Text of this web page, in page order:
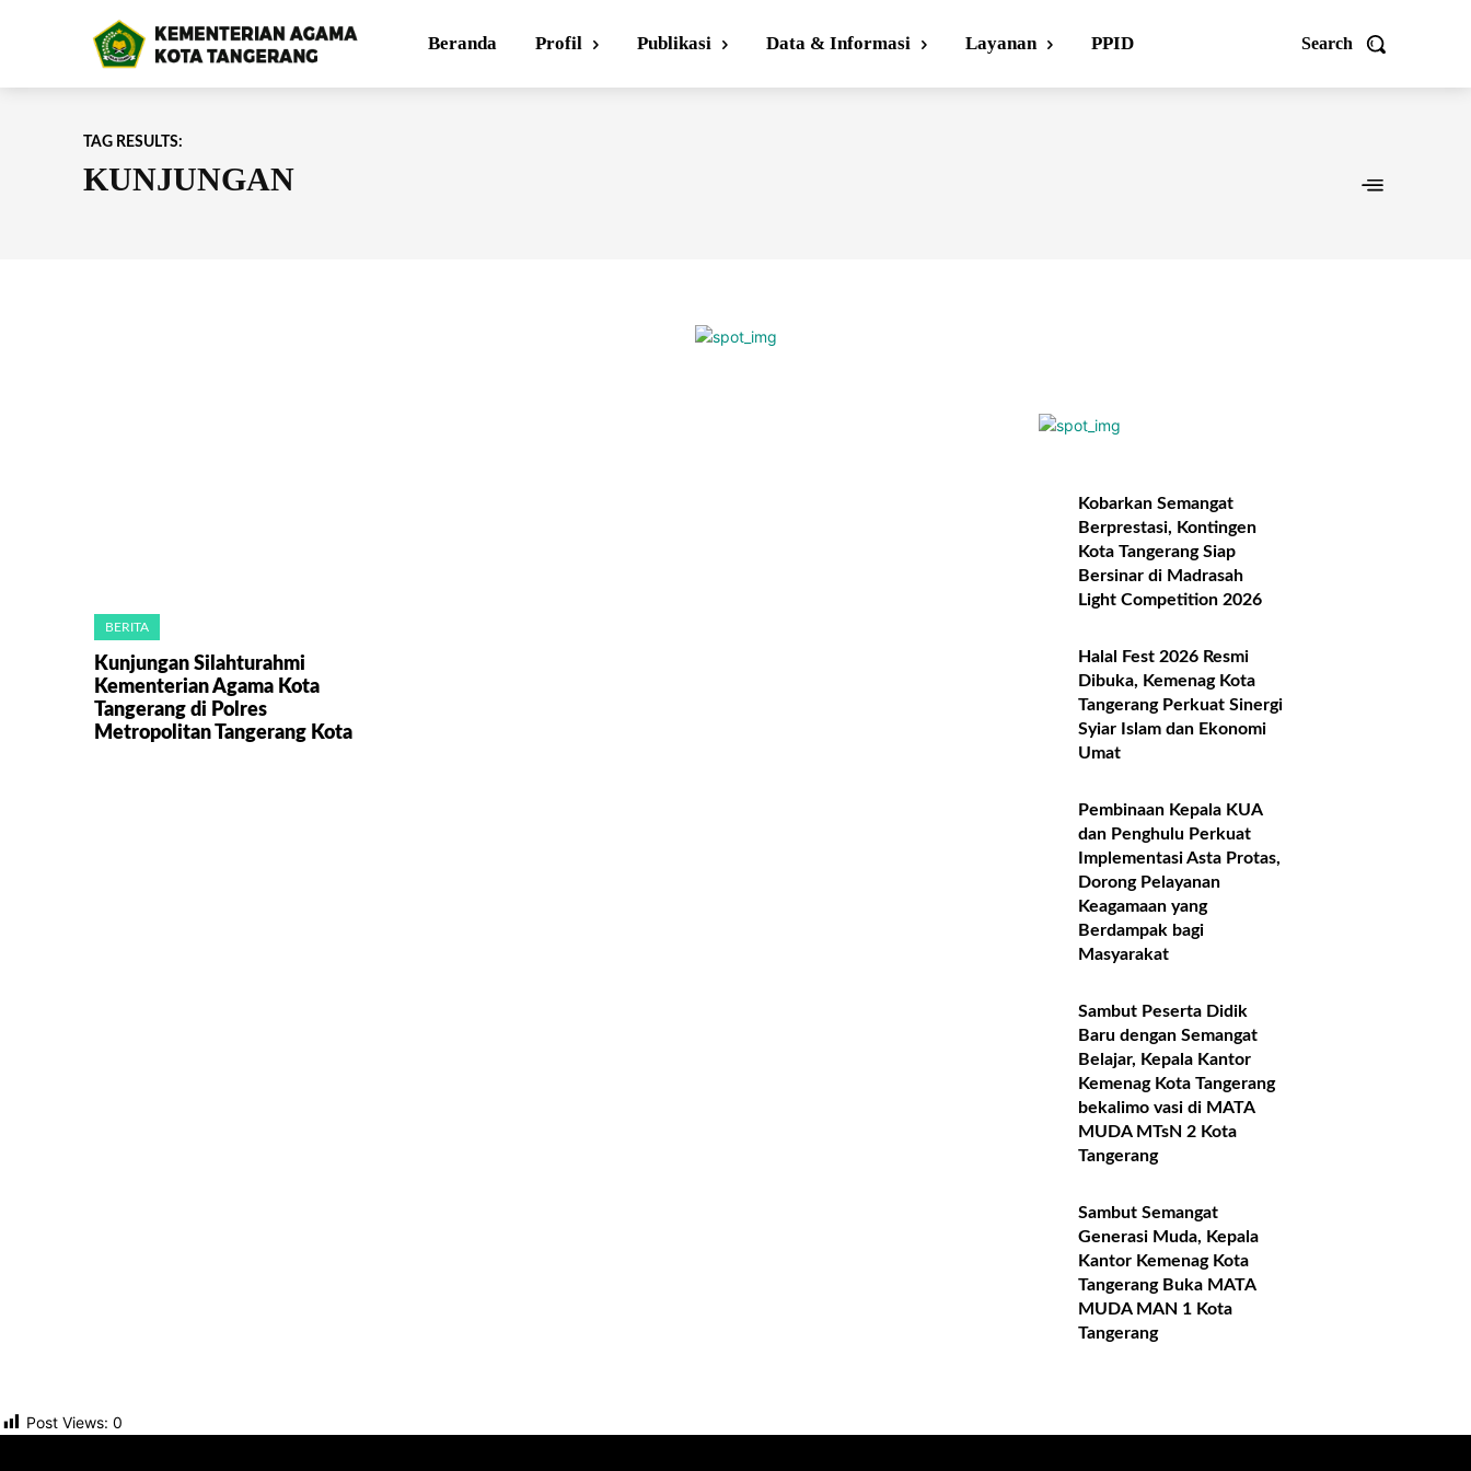
Search
Beranda Profil Publikasi Data & Informasi Layanan PPID
TAG RESULTS:
KUNJUNGAN
BERITA
Kunjungan Silahturahmi
Kementerian Agama Kota
Tangerang di Polres
Metropolitan Tangerang Kota
Kobarkan Semangat
Berprestasi, Kontingen
Kota Tangerang Siap
Bersinar di Madrasah
Light Competition 2026
Halal Fest 2026 Resmi
Dibuka, Kemenag Kota
Tangerang Perkuat Sinergi
Syiar Islam dan Ekonomi
Umat
Pembinaan Kepala KUA
dan Penghulu Perkuat
Implementasi Asta Protas,
Dorong Pelayanan
Keagamaan yang
Berdampak bagi
Masyarakat
Sambut Peserta Didik
Baru dengan Semangat
Belajar, Kepala Kantor
Kemenag Kota Tangerang
bekalimo vasi di MATA
MUDA MTsN 2 Kota
Tangerang
Sambut Semangat
Generasi Muda, Kepala
Kantor Kemenag Kota
Tangerang Buka MATA
MUDA MAN 1 Kota
Tangerang
Post Views: 0